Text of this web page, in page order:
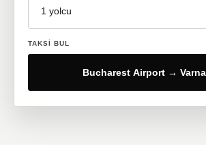
TAKSI BUL
Bucharest Airport →